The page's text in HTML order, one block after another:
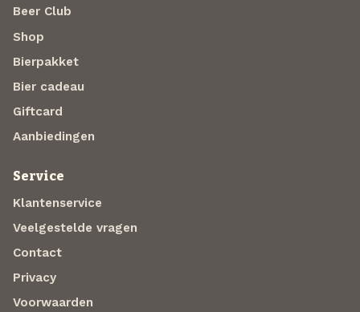
Beer Club
Shop
Bierpakket
Bier cadeau
Giftcard
Aanbiedingen
Service
Klantenservice
Veelgestelde vragen
Contact
Privacy
Voorwaarden